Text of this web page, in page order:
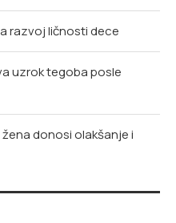
razvoj ličnosti dece
uzrok tegoba posle
donosi olakšanje i